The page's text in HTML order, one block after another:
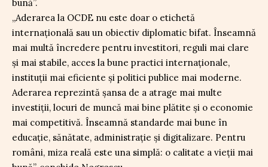
bună”.
„Aderarea la OCDE nu este doar o etichetă
internațională sau un obiectiv diplomatic bifat. Înseamnă
mai multă încredere pentru investitori, reguli mai clare
și mai stabile, acces la bune practici internaționale,
instituții mai eficiente și politici publice mai moderne.
Aderarea reprezintă șansa de a atrage mai multe
investiții, locuri de muncă mai bine plătite și o economie
mai competitivă. Înseamnă standarde mai bune în
educație, sănătate, administrație și digitalizare. Pentru
români, miza reală este una simplă: o calitate a vieții mai